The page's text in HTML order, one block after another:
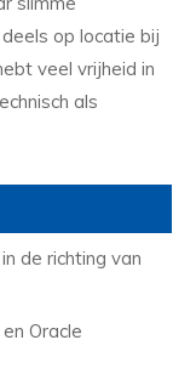
op locatie bij
veel vrijheid in
als
de richting van
Oracle